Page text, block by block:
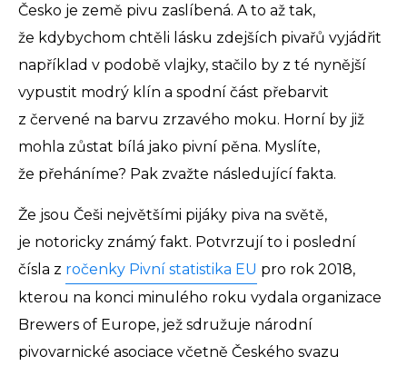
Česko je země pivu zaslíbená. A to až tak,
že kdybychom chtěli lásku zdejších pivařů vyjádřit
například v podobě vlajky, stačilo by z té nynější
vypustit modrý klín a spodní část přebarvit
z červené na barvu zrzavého moku. Horní by již
mohla zůstat bílá jako pivní pěna. Myslíte,
že přeháníme? Pak zvažte následující fakta.
Že jsou Češi největšími pijáky piva na světě,
je notoricky známý fakt. Potvrzují to i poslední
čísla z ročenky Pivní statistika EU pro rok 2018,
kterou na konci minulého roku vydala organizace
Brewers of Europe, jež sdružuje národní
pivovarnické asociace včetně Českého svazu